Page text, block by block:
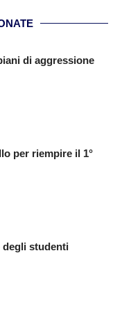
di aggressione
per riempire il 1°
degli studenti